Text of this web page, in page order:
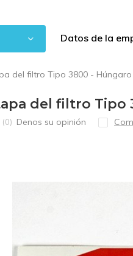
Datos de la
del filtro Tipo 3800 - Húngaro
del filtro Tipo
(0) Denos su opinión